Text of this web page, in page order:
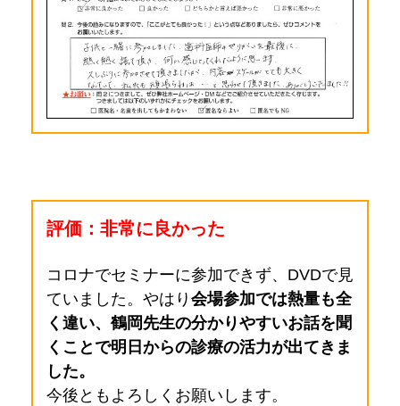
評価：非常に良かった
コロナでセミナーに参加できず、DVDで見
ていました。 やはり 会場参加では熱量も全
く違い、鶴岡先生の分かりやすいお話を聞
くことで明日からの診療の活力が出てきま
した。
今後ともよろしくお願いします。